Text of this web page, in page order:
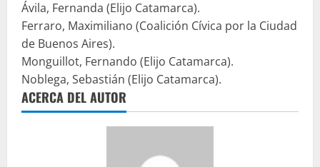
Ávila, Fernanda (Elijo Catamarca).
Ferraro, Maximiliano (Coalición Cívica por la Ciudad
de Buenos Aires).
Monguillot, Fernando (Elijo Catamarca).
Noblega, Sebastián (Elijo Catamarca).
ACERCA DEL AUTOR